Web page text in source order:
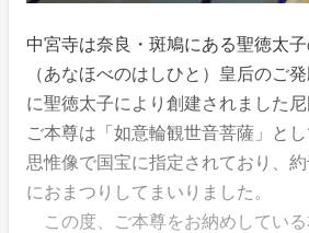
中宮寺は奈良・斑鳩にある聖徳太
（あなほべのはしひと）皇后のご
に聖徳太子により創建されました尼
ご本尊は「如意輪観世音菩薩」と
思惟像で国宝に指定されており、
におまつりしてまいりました。
この度、ご本尊をお納めしてい